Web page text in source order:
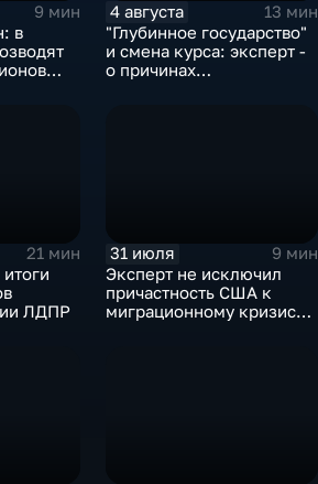
9 мин
в
4 августа
13 мин
"Глубинное государство"
и смена курса: эксперт -
о причинах
21 мин
ЛДПР
31 июля
9 мин
Эксперт не исключил
причастность США к
миграционному кризису в